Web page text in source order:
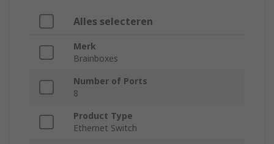
Alles selecteren
Merk
Brainboxes
Number of Ports
8
Product Type
Ethernet Switch